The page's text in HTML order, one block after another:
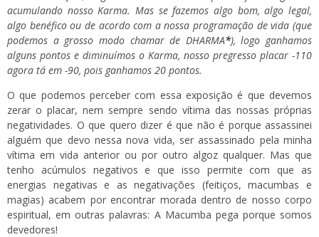
acumulando nosso Karma. Mas se fazemos algo bom, algo legal,
algo benéfico ou de acordo com a nossa programação de vida (que
podemos a grosso modo chamar de DHARMA*), logo ganhamos
alguns pontos e diminuímos o Karma, nosso pregresso placar -110
agora tá em -90, pois ganhamos 20 pontos.
O que podemos perceber com essa exposição é que devemos
zerar o placar, nem sempre sendo vítima das nossas próprias
negatividades. O que quero dizer é que não é porque assassinei
alguém que devo nessa nova vida, ser assassinado pela minha
vítima em vida anterior ou por outro algoz qualquer. Mas que
tenho acúmulos negativos e que isso permite com que as
energias negativas e as negativações (feitiços, macumbas e
magias) acabem por encontrar morada dentro de nosso corpo
espiritual, em outras palavras: A Macumba pega porque somos
devedores!